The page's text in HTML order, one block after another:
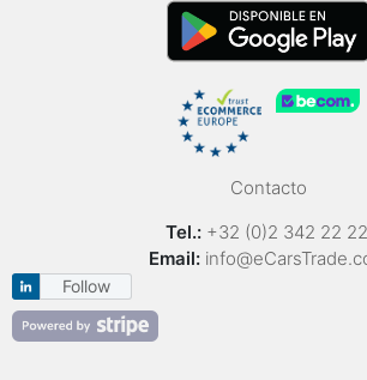
Contacto
Tel.: +32 (0)2 342 22 22
Email:
Follow